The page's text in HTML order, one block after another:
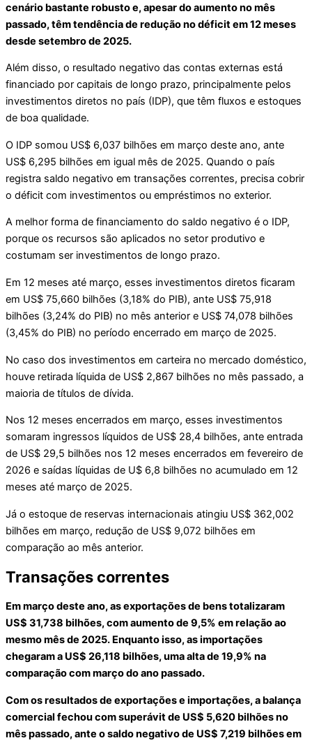
cenário bastante robusto e, apesar do aumento no mês
passado, têm tendência de redução no déficit em 12 meses
desde setembro de 2025.
Além disso, o resultado negativo das contas externas está
financiado por capitais de longo prazo, principalmente pelos
investimentos diretos no país (IDP), que têm fluxos e estoques
de boa qualidade.
O IDP somou US$ 6,037 bilhões em março deste ano, ante
US$ 6,295 bilhões em igual mês de 2025. Quando o país
registra saldo negativo em transações correntes, precisa cobrir
o déficit com investimentos ou empréstimos no exterior.
A melhor forma de financiamento do saldo negativo é o IDP,
porque os recursos são aplicados no setor produtivo e
costumam ser investimentos de longo prazo.
Em 12 meses até março, esses investimentos diretos ficaram
em US$ 75,660 bilhões (3,18% do PIB), ante US$ 75,918
bilhões (3,24% do PIB) no mês anterior e US$ 74,078 bilhões
(3,45% do PIB) no período encerrado em março de 2025.
No caso dos investimentos em carteira no mercado doméstico,
houve retirada líquida de US$ 2,867 bilhões no mês passado, a
maioria de títulos de dívida.
Nos 12 meses encerrados em março, esses investimentos
somaram ingressos líquidos de US$ 28,4 bilhões, ante entrada
de US$ 29,5 bilhões nos 12 meses encerrados em fevereiro de
2026 e saídas líquidas de U$ 6,8 bilhões no acumulado em 12
meses até março de 2025.​
Já o estoque de reservas internacionais atingiu US$ 362,002
bilhões em março, redução de US$ 9,072 bilhões em
comparação ao mês anterior.
Transações correntes
Em março deste ano, as exportações de bens totalizaram
US$ 31,738 bilhões, com aumento de 9,5% em relação ao
mesmo mês de 2025. Enquanto isso, as importações
chegaram a US$ 26,118 bilhões, uma alta de 19,9% na
comparação com março do ano passado.
Com os resultados de exportações e importações, a balança
comercial fechou com superávit de US$ 5,620 bilhões no
mês passado, ante o saldo negativo de US$ 7,219 bilhões em